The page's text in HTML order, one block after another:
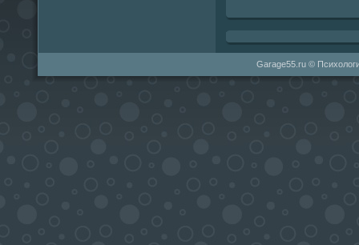
Garage55.ru ©